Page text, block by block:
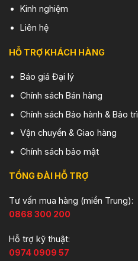
Kinh nghiệm
Liên hệ
HỖ TRỢ KHÁCH HÀNG
Báo giá Đại lý
Chính sách Bán hàng
Chính sách Bảo hành & Bảo trì
Vận chuyển & Giao hàng
Chính sách bảo mật
TỔNG ĐÀI HỖ TRỢ
Tư vấn mua hàng (miền Trung):
0868 300 200
Hỗ trợ kỹ thuật:
0974 0909 57